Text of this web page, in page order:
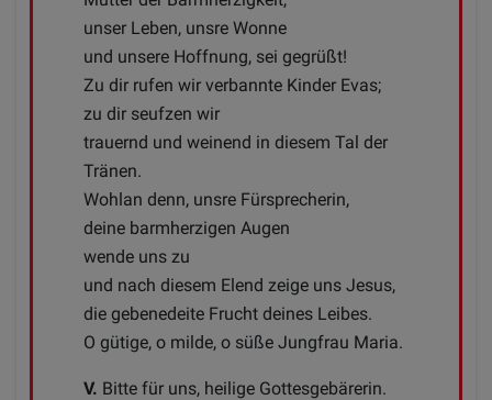
unser Leben, unsre Wonne
und unsere Hoffnung, sei gegrüßt!
Zu dir rufen wir verbannte Kinder Evas;
zu dir seufzen wir
trauernd und weinend in diesem Tal der
Tränen.
Wohlan denn, unsre Fürsprecherin,
deine barmherzigen Augen
wende uns zu
und nach diesem Elend zeige uns Jesus,
die gebenedeite Frucht deines Leibes.
O gütige, o milde, o süße Jungfrau Maria.
V. Bitte für uns, heilige Gottesgebärerin.